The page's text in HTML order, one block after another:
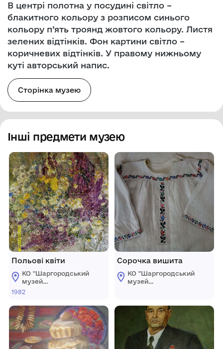
В центрі полотна у посудині світло –
блакитного кольору з розписом синього
кольору п’ять троянд жовтого кольору. Листя
зелених відтінків. Фон картини світло –
коричневих відтінків. У правому нижньому
куті авторський напис.
Сторінка музею
Інші предмети музею
Польові квіти
КО "Шаргородський
музей
образотворчого
Шаргородської
міської ради
1982
Сорочка вишита
КО "Шаргородський
музей
Шаргородської
міської ради